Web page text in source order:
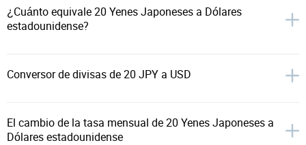
¿Cuánto equivale 20 Yenes Japoneses a Dólares
estadounidense?
Conversor de divisas de 20 JPY a USD
El cambio de la tasa mensual de 20 Yenes Japoneses a
Dólares estadounidense